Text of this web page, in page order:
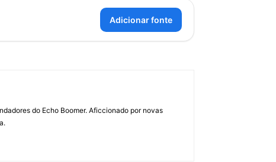
Adicionar fonte
do Echo Boomer. Aficcionado por novas